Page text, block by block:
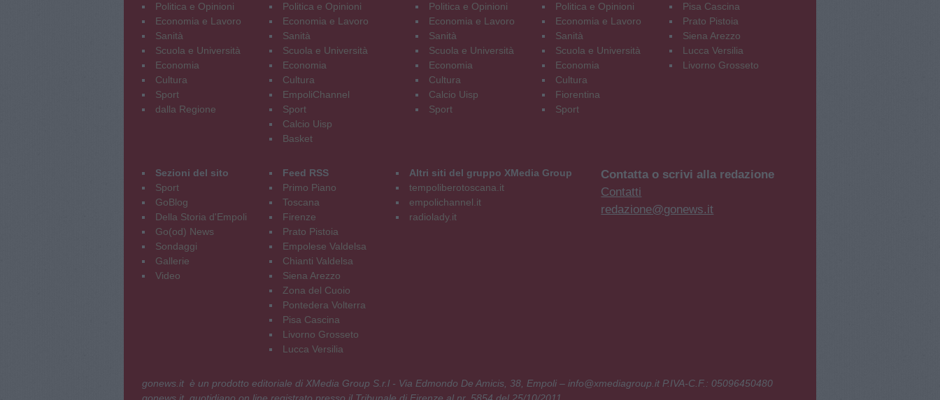
Politica e Opinioni
Economia e Lavoro
Sanità
Scuola e Università
Economia
Cultura
Sport
dalla Regione
Politica e Opinioni
Economia e Lavoro
Sanità
Scuola e Università
Economia
Cultura
EmpoliChannel
Sport
Calcio Uisp
Basket
Politica e Opinioni
Economia e Lavoro
Sanità
Scuola e Università
Economia
Cultura
Calcio Uisp
Sport
Politica e Opinioni
Economia e Lavoro
Sanità
Scuola e Università
Economia
Cultura
Fiorentina
Sport
Pisa Cascina
Prato Pistoia
Siena Arezzo
Lucca Versilia
Livorno Grosseto
Sezioni del sito
Sport
GoBlog
Della Storia d'Empoli
Go(od) News
Sondaggi
Gallerie
Video
Feed RSS
Primo Piano
Toscana
Firenze
Prato Pistoia
Empolese Valdelsa
Chianti Valdelsa
Siena Arezzo
Zona del Cuoio
Pontedera Volterra
Pisa Cascina
Livorno Grosseto
Lucca Versilia
Altri siti del gruppo XMedia Group
tempoliberotoscana.it
empolichannel.it
radiolady.it
Contatta o scrivi alla redazione
Contatti
redazione@gonews.it
gonews.it è un prodotto editoriale di XMedia Group S.r.l - Via Edmondo De Amicis, 38, Empoli – info@xmediagroup.it P.IVA-C.F.: 05096450480